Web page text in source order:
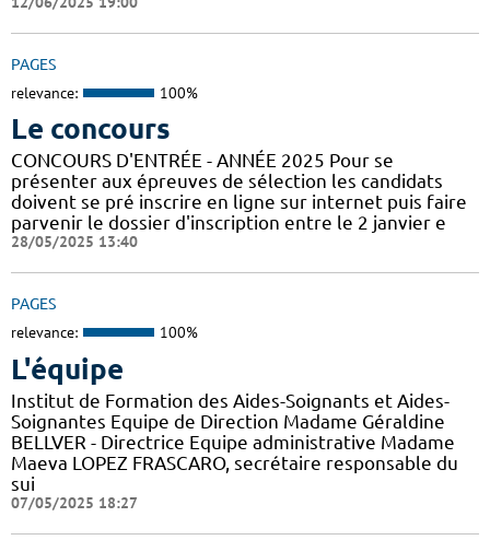
PAGES
relevance: 100%
Le concours
CONCOURS D'ENTRÉE - ANNÉE 2025 Pour se
présenter aux épreuves de sélection les candidats
doivent se pré inscrire en ligne sur internet puis faire
parvenir le dossier d'inscription entre le 2 janvier e
28/05/2025 13:40
PAGES
relevance: 100%
L'équipe
Institut de Formation des Aides-Soignants et Aides-
Soignantes Equipe de Direction Madame Géraldine
BELLVER - Directrice Equipe administrative Madame
Maeva LOPEZ FRASCARO, secrétaire responsable du
sui
07/05/2025 18:27